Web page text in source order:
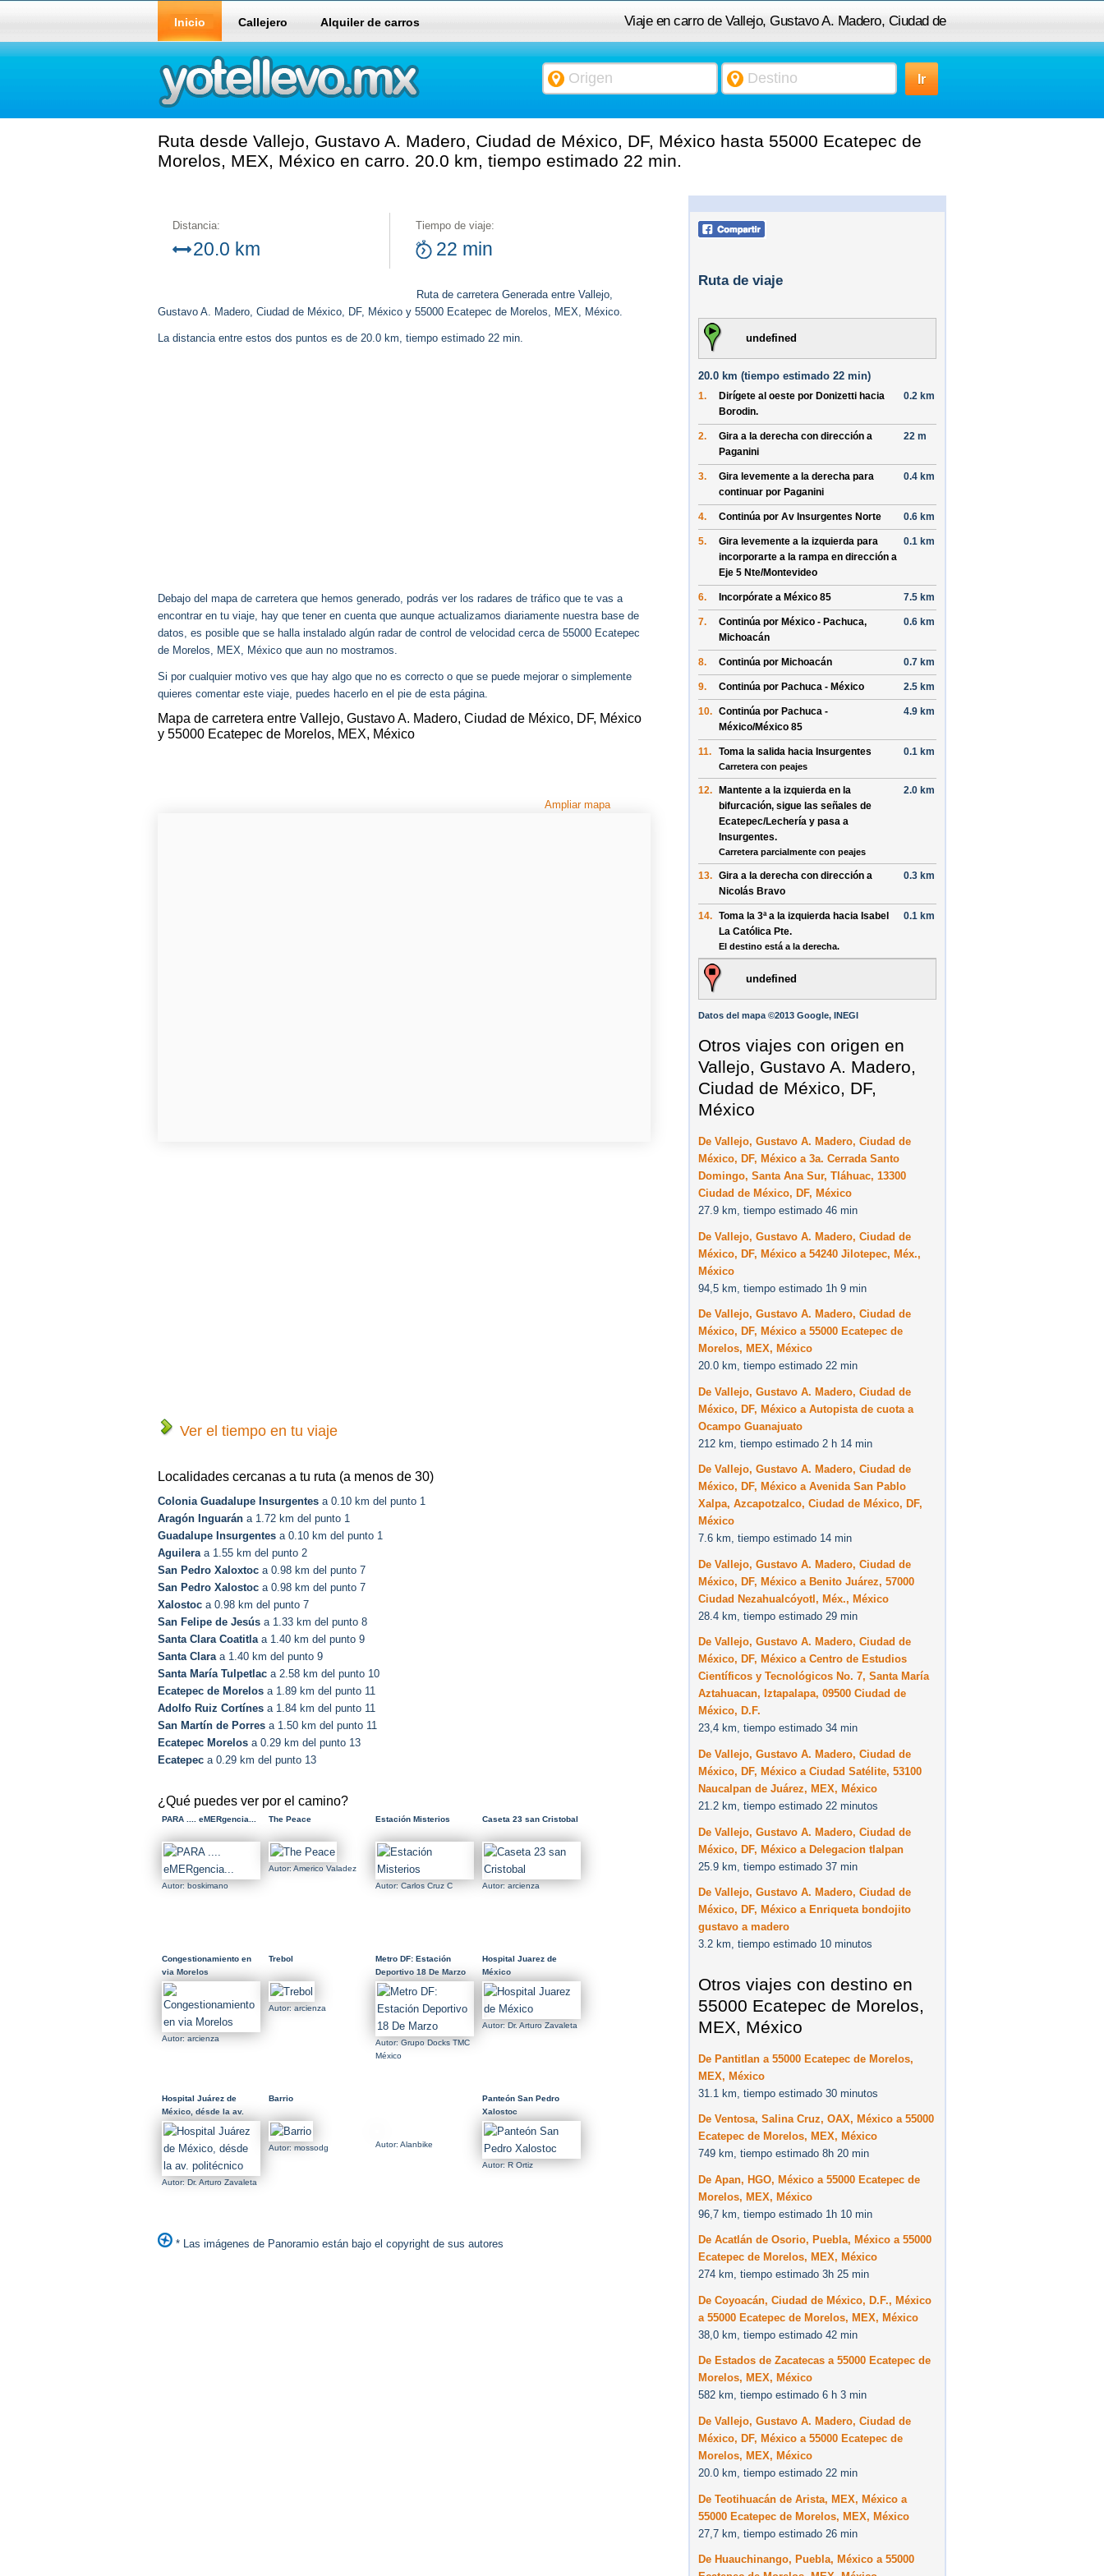
Viaje en carro de Vallejo, Gustavo A. Madero, Ciudad de
México, DF, México a 55000 Ecatepec de Morelos, MEX,
Inicio Callejero Alquiler de carros
Ruta desde Vallejo, Gustavo A. Madero, Ciudad de México, DF, México hasta 55000 Ecatepec de
Morelos, MEX, México en carro. 20.0 km, tiempo estimado 22 min.
Distancia:
20.0 km
Tiempo de viaje:
22 min
Ruta de carretera Generada entre Vallejo,
Gustavo A. Madero, Ciudad de México, DF, México y 55000 Ecatepec de Morelos, MEX, México.
La distancia entre estos dos puntos es de 20.0 km, tiempo estimado 22 min.
Debajo del mapa de carretera que hemos generado, podrás ver los radares de tráfico que te vas a
encontrar en tu viaje, hay que tener en cuenta que aunque actualizamos diariamente nuestra base de
datos, es posible que se halla instalado algún radar de control de velocidad cerca de 55000 Ecatepec
de Morelos, MEX, México que aun no mostramos.
Si por cualquier motivo ves que hay algo que no es correcto o que se puede mejorar o simplemente
quieres comentar este viaje, puedes hacerlo en el pie de esta página.
Mapa de carretera entre Vallejo, Gustavo A. Madero, Ciudad de México, DF, México
y 55000 Ecatepec de Morelos, MEX, México
Ampliar mapa
Ver el tiempo en tu viaje
Localidades cercanas a tu ruta (a menos de 30)
Colonia Guadalupe Insurgentes a 0.10 km del punto 1
Aragón Inguarán a 1.72 km del punto 1
Guadalupe Insurgentes a 0.10 km del punto 1
Aguileraa 1.55 km del punto 2
San Pedro Xaloxtoc a 0.98 km del punto 7
San Pedro Xalostoc a 0.98 km del punto 7
Xalostoc a 0.98 km del punto 7
San Felipe de Jesús a 1.33 km del punto 8
Santa Clara Coatitlaa 1.40 km del punto 9
Santa Claraa 1.40 km del punto 9
Santa María Tulpetlac a 2.58 km del punto 10
Ecatepec de Morelos a 1.89 km del punto 11
Adolfo Ruiz Cortínes a 1.84 km del punto 11
San Martín de Porres a 1.50 km del punto 11
Ecatepec Morelos a 0.29 km del punto 13
Ecatepec a 0.29 km del punto 13
¿Qué puedes ver por el camino?
PARA .... eMERgencia...
Autor: boskimano
The Peace
Autor: Americo Valadez
Estación Misterios
Autor: Carlos Cruz C
Caseta 23 san Cristobal
Autor: arcienza
Congestionamiento en
via Morelos
Autor: arcienza
Trebol
Autor: arcienza
Metro DF: Estación
Deportivo 18 De Marzo
Autor: Grupo Docks TMC
México
Hospital Juarez de
México
Autor: Dr. Arturo Zavaleta
Hospital Juárez de
México, désde la av.
politécnico
Autor: Dr. Arturo Zavaleta
Barrio
Autor: mossodg Autor: Alanbike
Panteón San Pedro
Xalostoc
Autor: R Ortiz
* Las imágenes de Panoramio están bajo el copyright de sus autores
Ruta de viaje
undefined
20.0 km (tiempo estimado 22 min)
1. Dirígete al oeste por Donizetti hacia
Borodin.
0.2 km
2. Gira a la derecha con dirección a
Paganini
22 m
3. Gira levemente a la derecha para
continuar por Paganini
0.4 km
4. Continúa por Av Insurgentes Norte 0.6 km
5. Gira levemente a la izquierda para
incorporarte a la rampa en dirección a
Eje 5 Nte/Montevideo
0.1 km
6. Incorpórate a México 85 7.5 km
7. Continúa por México - Pachuca,
Michoacán
0.6 km
8. Continúa por Michoacán 0.7 km
9. Continúa por Pachuca - México 2.5 km
10. Continúa por Pachuca -
México/México 85
4.9 km
11. Toma la salida hacia Insurgentes
Carretera con peajes
0.1 km
12. Mantente a la izquierda en la
bifurcación, sigue las señales de
Ecatepec/Lechería y pasa a
Insurgentes.
Carretera parcialmente con peajes
2.0 km
13. Gira a la derecha con dirección a
Nicolás Bravo
0.3 km
14. Toma la 3ª a la izquierda hacia Isabel
La Católica Pte.
El destino está a la derecha.
0.1 km
undefined
Datos del mapa ©2013 Google, INEGI
Otros viajes con origen en
Vallejo, Gustavo A. Madero,
Ciudad de México, DF,
México
De Vallejo, Gustavo A. Madero, Ciudad de
México, DF, México a 3a. Cerrada Santo
Domingo, Santa Ana Sur, Tláhuac, 13300
Ciudad de México, DF, México
27.9 km, tiempo estimado 46 min
De Vallejo, Gustavo A. Madero, Ciudad de
México, DF, México a 54240 Jilotepec, Méx.,
México
94,5 km, tiempo estimado 1h 9 min
De Vallejo, Gustavo A. Madero, Ciudad de
México, DF, México a 55000 Ecatepec de
Morelos, MEX, México
20.0 km, tiempo estimado 22 min
De Vallejo, Gustavo A. Madero, Ciudad de
México, DF, México a Autopista de cuota a
Ocampo Guanajuato
212 km, tiempo estimado 2 h 14 min
De Vallejo, Gustavo A. Madero, Ciudad de
México, DF, México a Avenida San Pablo
Xalpa, Azcapotzalco, Ciudad de México, DF,
México
7.6 km, tiempo estimado 14 min
De Vallejo, Gustavo A. Madero, Ciudad de
México, DF, México a Benito Juárez, 57000
Ciudad Nezahualcóyotl, Méx., México
28.4 km, tiempo estimado 29 min
De Vallejo, Gustavo A. Madero, Ciudad de
México, DF, México a Centro de Estudios
Científicos y Tecnológicos No. 7, Santa María
Aztahuacan, Iztapalapa, 09500 Ciudad de
México, D.F.
23,4 km, tiempo estimado 34 min
De Vallejo, Gustavo A. Madero, Ciudad de
México, DF, México a Ciudad Satélite, 53100
Naucalpan de Juárez, MEX, México
21.2 km, tiempo estimado 22 minutos
De Vallejo, Gustavo A. Madero, Ciudad de
México, DF, México a Delegacion tlalpan
25.9 km, tiempo estimado 37 min
De Vallejo, Gustavo A. Madero, Ciudad de
México, DF, México a Enriqueta bondojito
gustavo a madero
3.2 km, tiempo estimado 10 minutos
Otros viajes con destino en
55000 Ecatepec de Morelos,
MEX, México
De Pantitlan a 55000 Ecatepec de Morelos,
MEX, México
31.1 km, tiempo estimado 30 minutos
De Ventosa, Salina Cruz, OAX, México a 55000
Ecatepec de Morelos, MEX, México
749 km, tiempo estimado 8h 20 min
De Apan, HGO, México a 55000 Ecatepec de
Morelos, MEX, México
96,7 km, tiempo estimado 1h 10 min
De Acatlán de Osorio, Puebla, México a 55000
Ecatepec de Morelos, MEX, México
274 km, tiempo estimado 3h 25 min
De Coyoacán, Ciudad de México, D.F., México
a 55000 Ecatepec de Morelos, MEX, México
38,0 km, tiempo estimado 42 min
De Estados de Zacatecas a 55000 Ecatepec de
Morelos, MEX, México
582 km, tiempo estimado 6 h 3 min
De Vallejo, Gustavo A. Madero, Ciudad de
México, DF, México a 55000 Ecatepec de
Morelos, MEX, México
20.0 km, tiempo estimado 22 min
De Teotihuacán de Arista, MEX, México a
55000 Ecatepec de Morelos, MEX, México
27,7 km, tiempo estimado 26 min
De Huauchinango, Puebla, México a 55000